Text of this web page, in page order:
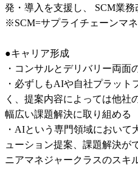
発・導入を支援し、 SCM業務
※SCM=サプライチェーンマ
●キャリア形成
・コンサルとデリバリー両面
・必ずしもAIや自社プラット
く、提案内容によっては他社
幅広い課題解決に取り組める
・AIという専門領域において
ューション提案、課題解決が
ニアマネジャークラスのスキ